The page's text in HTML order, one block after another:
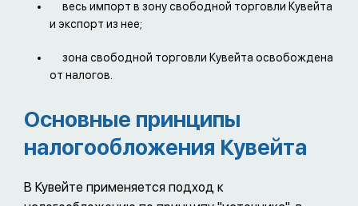
весь импорт в зону свободной торговли Кувейта
и экспорт из нее;
зона свободной торговли Кувейта освобождена
от налогов.
Основные принципы
налогообложения Кувейта
В Кувейте применяется подход к